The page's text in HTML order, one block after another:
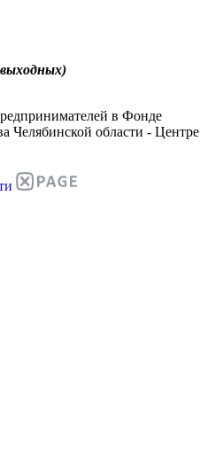
в Фонде
Челябинской области - Центре